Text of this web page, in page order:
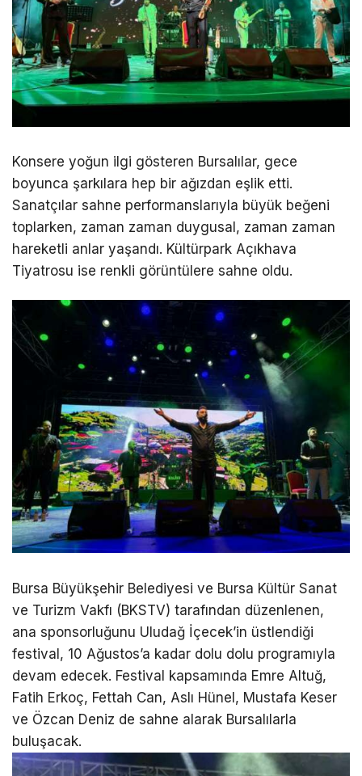
Konsere yoğun ilgi gösteren Bursalılar, gece
boyunca şarkılara hep bir ağızdan eşlik etti.
Sanatçılar sahne performanslarıyla büyük beğeni
toplarken, zaman zaman duygusal, zaman zaman
hareketli anlar yaşandı. Kültürpark Açıkhava
Tiyatrosu ise renkli görüntülere sahne oldu.
Bursa Büyükşehir Belediyesi ve Bursa Kültür Sanat
ve Turizm Vakfı (BKSTV) tarafından düzenlenen,
ana sponsorluğunu Uludağ İçecek’in üstlendiği
festival, 10 Ağustos’a kadar dolu dolu programıyla
devam edecek. Festival kapsamında Emre Altuğ,
Fatih Erkoç, Fettah Can, Aslı Hünel, Mustafa Keser
ve Özcan Deniz de sahne alarak Bursalılarla
buluşacak.